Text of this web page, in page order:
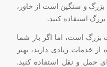
بزرگ و سنگین است از خاور،
استفاده کنید.
بزرگ است، اما اگر بار شما
خدمات زیادی دارید، بهتر
حمل و نقل استفاده کنید.